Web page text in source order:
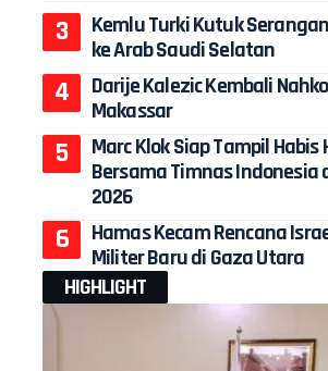
Kemlu Turki Kutuk
ke Arab Saudi Selatan
Darije Kalezic Kembali
Makassar
Marc Klok Siap Tampil Habis
Bersama Timnas Indonesia
2026
Hamas Kecam Rencana
Militer Baru di Gaza Utara
HIGHLIGHT